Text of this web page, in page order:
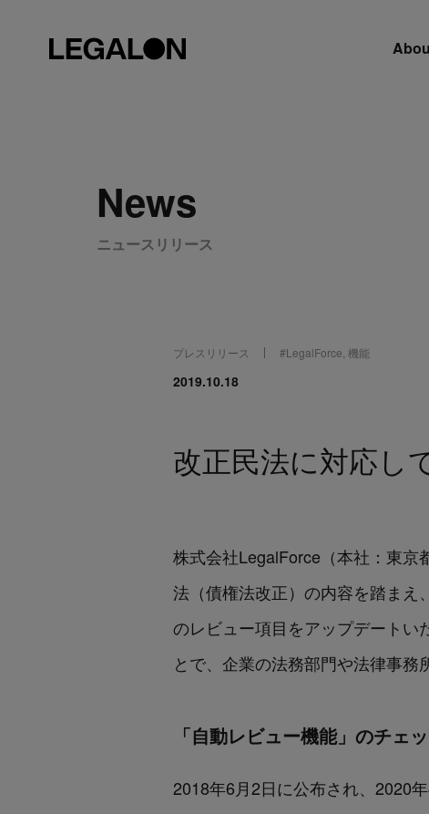
News
ニュースリリース
プレスリリース #LegalForce 機能
2019.10.18
改正民法に対応し
株式会社LegalForce（本社：東
法 （債権法改正） の内容を踏まえ
のレビュー項目をアップデートい
とで、企業の法務部門や法律事務
「自動レビュー機能」のチェ
2018年6月2日に公布され、2020